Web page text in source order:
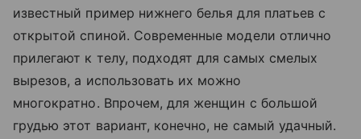
известный пример нижнего белья для платьев с
открытой спиной. Современные модели отлично
прилегают к телу, подходят для самых смелых
вырезов, а использовать их можно
многократно. Впрочем, для женщин с большой
грудью этот вариант, конечно, не самый удачный.